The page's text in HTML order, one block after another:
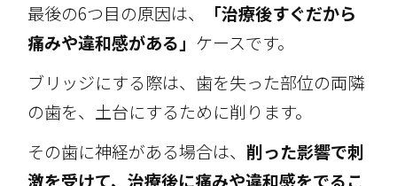
最後の6つ目の原因は、
「治療後すぐだから
痛みや違和感がある」 ケースです。
ブリッジにする際は、歯を失った部位の両隣
の歯を、土台にするために削ります。
その歯に神経がある場合は、削った影響で刺
激を受けて、治療後に痛みや違和感をでるこ